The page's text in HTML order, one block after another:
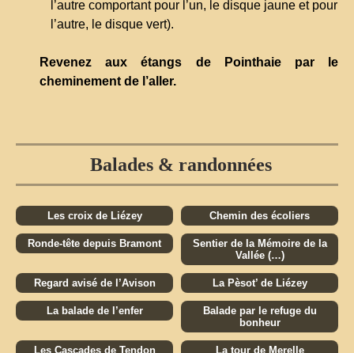
l’autre comportant pour l’un, le disque jaune et pour
l’autre, le disque vert).
Revenez aux étangs de Pointhaie par le
cheminement de l’aller.
Balades & randonnées
Les croix de Liézey Chemin des écoliers
Ronde-tête depuis Bramont
Sentier de la Mémoire de la
Vallée (…)
Regard avisé de l’Avison La Pèsot’ de Liézey
La balade de l’enfer
Balade par le refuge du
bonheur
Les Cascades de Tendon La tour de Merelle